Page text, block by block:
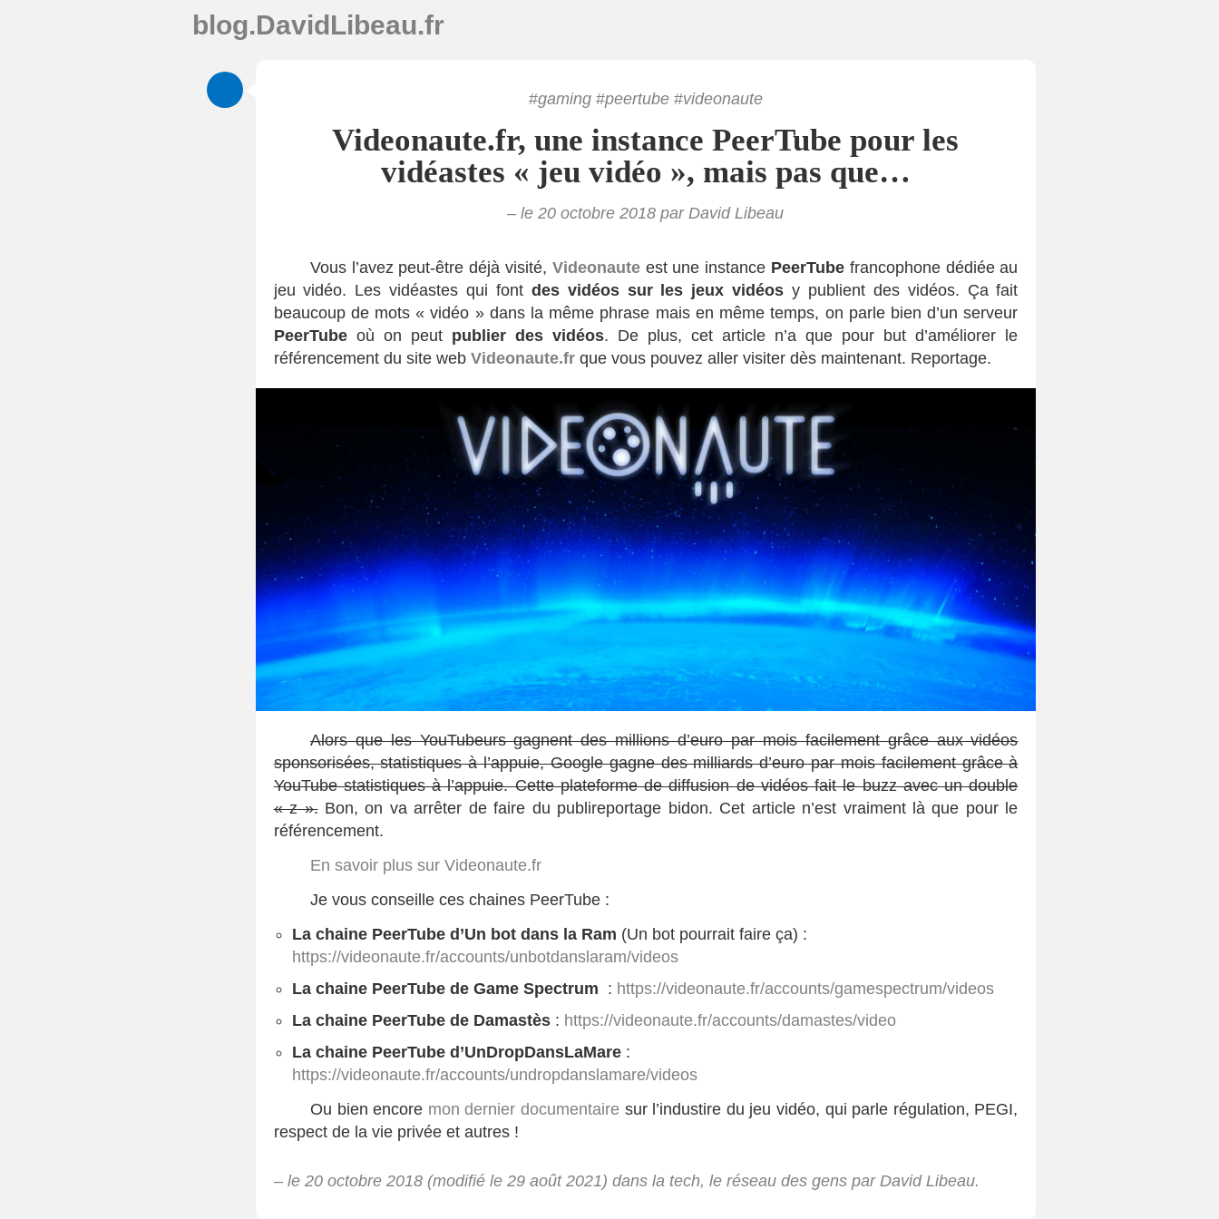
blog.DavidLibeau.fr
gaming peertube videonaute
Videonaute.fr, une instance PeerTube pour les
vidéastes « jeu vidéo », mais pas que…
– le 20 octobre 2018 par David Libeau
Vous l’avez peut-être déjà visité, Videonaute est une instance PeerTube francophone dédiée au
jeu vidéo. Les vidéastes qui font des vidéos sur les jeux vidéos y publient des vidéos. Ça fait
beaucoup de mots « vidéo » dans la même phrase mais en même temps, on parle bien d’un serveur
PeerTube où on peut publier des vidéos. De plus, cet article n’a que pour but d’améliorer le
référencement du site web Videonaute.frque vous pouvez aller visiter dès maintenant. Reportage.
Alors que les YouTubeurs gagnent des millions d’euro par mois facilement grâce aux vidéos
sponsorisées, statistiques à l’appuie, Google gagne des milliards d’euro par mois facilement grâce à
YouTube statistiques à l’appuie. Cette plateforme de diffusion de vidéos fait le buzz avec un double
« z ».Bon, on va arrêter de faire du publireportage bidon. Cet article n’est vraiment là que pour le
référencement.
En savoir plus sur Videonaute.fr
Je vous conseille ces chaines PeerTube :
La chaine PeerTube d’Un bot dans la Ram (Un bot pourrait faire ça) :
https://videonaute.fr/accounts/unbotdanslaram/videos
La chaine PeerTube de Game Spectrum : https://videonaute.fr/accounts/gamespectrum/videos
La chaine PeerTube de Damastès: https://videonaute.fr/accounts/damastes/video
La chaine PeerTube d’UnDropDansLaMare:
https://videonaute.fr/accounts/undropdanslamare/videos
Ou bien encore mon dernier documentairesur l’industire du jeu vidéo, qui parle régulation, PEGI,
respect de la vie privée et autres !
– le 20 octobre 2018 (modifié le 29 août 2021) dans la tech, le réseau des genspar David Libeau.